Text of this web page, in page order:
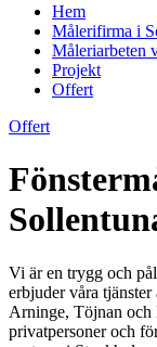
Hem
Målerifirma i
Måleriarbeten
Projekt
Offert
Offert
Vi är en trygg och
erbjuder våra
Arninge, Töjnan och
privatpersoner och